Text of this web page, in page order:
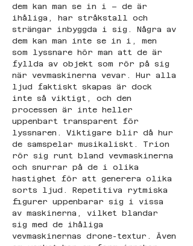
dem kan man se in i – de är
ihåliga, har stråkstall och
strängar inbyggda i sig. Några av
dem kan man inte se in i, men
som lyssnare hör man att de är
fyllda av objekt som rör på sig
när vevmaskinerna vevar. Hur alla
ljud faktiskt skapas är dock
inte så viktigt, och den
processen är inte heller
uppenbart transparent för
lyssnaren. Viktigare blir då hur
de samspelar musikaliskt. Trion
rör sig runt bland vevmaskinerna
och snurrar på de i olika
hastighet för att generera olika
sorts ljud. Repetitiva rytmiska
figurer uppenbarar sig i vissa
av maskinerna, vilket blandar
sig med de ihåliga
vevmaskinernas drone-textur. Även